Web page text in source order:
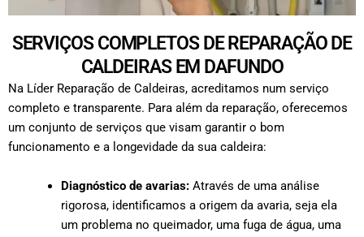
SERVIÇOS COMPLETOS DE REPARAÇÃO DE
CALDEIRAS EM DAFUNDO
Na Líder Reparação de Caldeiras, acreditamos num serviço
completo e transparente. Para além da reparação, oferecemos
um conjunto de serviços que visam garantir o bom
funcionamento e a longevidade da sua caldeira:
Diagnóstico de avarias: Através de uma análise
rigorosa, identificamos a origem da avaria, seja ela
um problema no queimador, uma fuga de água, uma